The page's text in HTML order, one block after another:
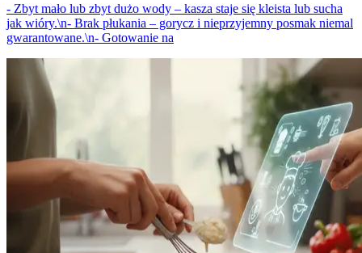
- Zbyt mało lub zbyt dużo wody – kasza staje się kleista lub sucha
jak wióry.\n- Brak płukania – gorycz i nieprzyjemny posmak niemal
gwarantowane.\n- Gotowanie na